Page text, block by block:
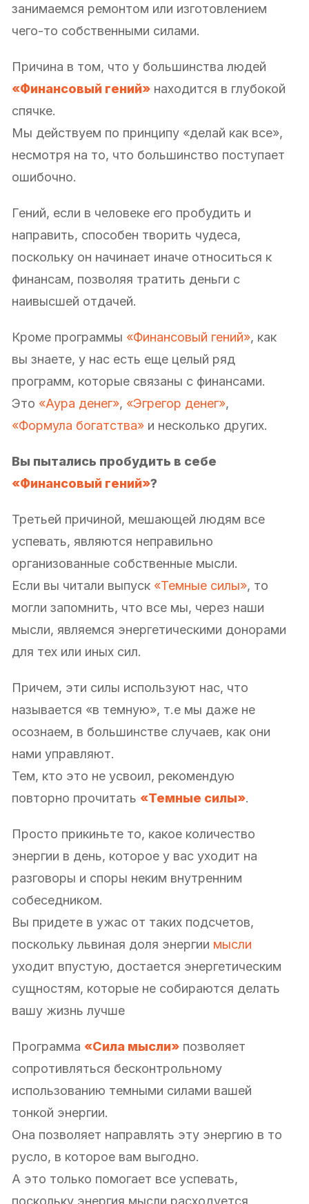
занимаемся ремонтом или изготовлением
чего-то собственными силами.
Причина в том, что у большинства людей
«Финансовый гений» находится в глубокой
спячке.
Мы действуем по принципу «делай как все»,
несмотря на то, что большинство поступает
ошибочно.
Гений, если в человеке его пробудить и
направить, способен творить чудеса,
поскольку он начинает иначе относиться к
финансам, позволяя тратить деньги с
наивысшей отдачей.
Кроме программы «Финансовый гений», как
вы знаете, у нас есть еще целый ряд
программ, которые связаны с финансами.
Это «Аура денег», «Эгрегор денег»,
«Формула богатства» и несколько других.
Вы пытались пробудить в себе
«Финансовый гений»?
Третьей причиной, мешающей людям все
успевать, являются неправильно
организованные собственные мысли.
Если вы читали выпуск «Темные силы», то
могли запомнить, что все мы, через наши
мысли, являемся энергетическими донорами
для тех или иных сил.
Причем, эти силы используют нас, что
называется «в темную», т.е мы даже не
осознаем, в большинстве случаев, как они
нами управляют.
Тем, кто это не усвоил, рекомендую
повторно прочитать «Темные силы».
Просто прикиньте то, какое количество
энергии в день, которое у вас уходит на
разговоры и споры неким внутренним
собеседником.
Вы придете в ужас от таких подсчетов,
поскольку львиная доля энергии мысли
уходит впустую, достается энергетическим
сущностям, которые не собираются делать
вашу жизнь лучше
Программа «Сила мысли» позволяет
сопротивляться бесконтрольному
использованию темными силами вашей
тонкой энергии.
Она позволяет направлять эту энергию в то
русло, в которое вам выгодно.
А это только помогает все успевать,
поскольку энергия мысли расходуется